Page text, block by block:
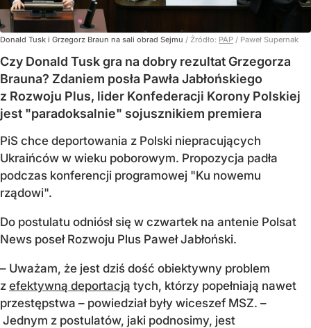
Donald Tusk i Grzegorz Braun na sali obrad Sejmu / Źródło: PAP / Paweł Supernak
Czy Donald Tusk gra na dobry rezultat Grzegorza
Brauna? Zdaniem posła Pawła Jabłońskiego
z Rozwoju Plus, lider Konfederacji Korony Polskiej
jest "paradoksalnie" sojusznikiem premiera
PiS chce deportowania z Polski niepracujących
Ukraińców w wieku poborowym. Propozycja padła
podczas konferencji programowej "Ku nowemu
rządowi".
Do postulatu odniósł się w czwartek na antenie Polsat
News poseł Rozwoju Plus Paweł Jabłoński.
– Uważam, że jest dziś dość obiektywny problem
z efektywną deportacją tych, którzy popełniają nawet
przestępstwa – powiedział były wiceszef MSZ. –
Jednym z postulatów, jaki podnosimy, jest